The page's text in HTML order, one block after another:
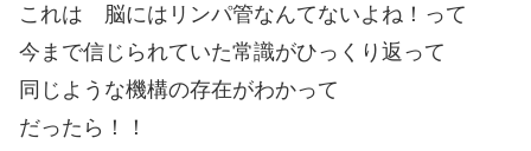
これは 脳にはリンパ管なんてないよね！って
今まで信じられていた常識がひっくり返って
同じような機構の存在がわかって
だったら！！